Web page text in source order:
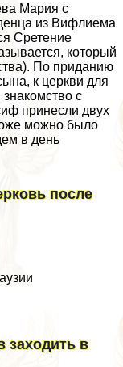
Мария с
из Вифлиема
Сретение
который
По приданию
к церкви для
с
принесли двух
можно было
в день
после
заходить в